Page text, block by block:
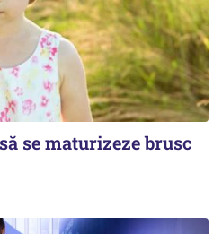
se maturizeze brusc